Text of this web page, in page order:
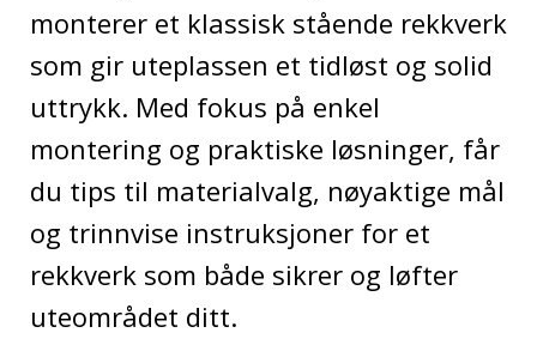
monterer et klassisk stående rekkverk
som gir uteplassen et tidløst og solid
uttrykk. Med fokus på enkel
montering og praktiske løsninger, får
du tips til materialvalg, nøyaktige mål
og trinnvise instruksjoner for et
rekkverk som både sikrer og løfter
uteområdet ditt.